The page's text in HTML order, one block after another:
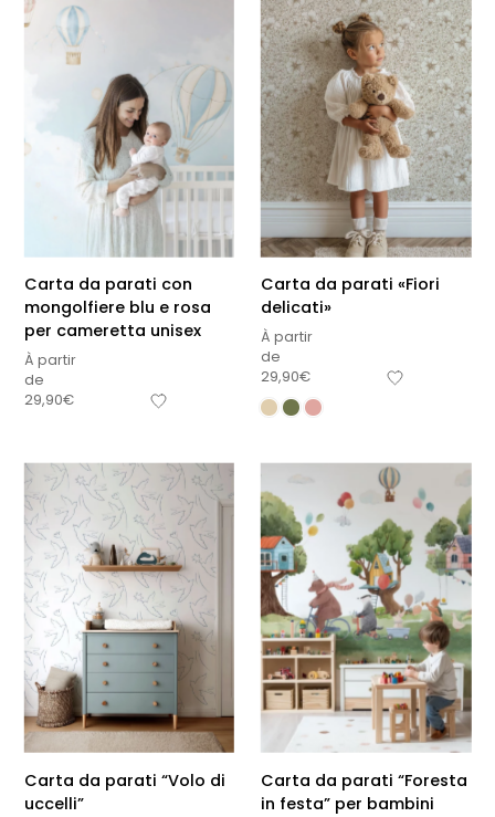
Carta da parati con
mongolfiere blu e rosa
per cameretta unisex
À partir
de
29,90€
Carta da parati «Fiori
delicati»
À partir
de
29,90€
Carta da parati “Volo di
uccelli”
Carta da parati “Foresta
in festa” per bambini